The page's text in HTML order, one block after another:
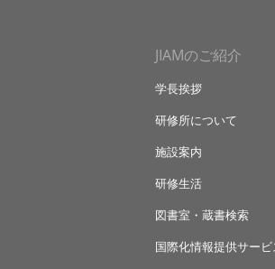
JIAMのご紹介
学長挨拶
研修所について
施設案内
研修生活
図書室・蔵書検索
国際化情報提供サービ